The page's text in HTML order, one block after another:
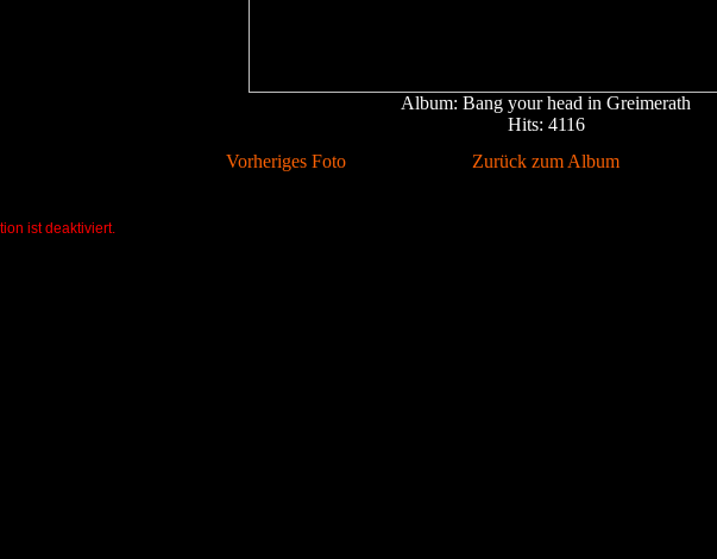
Album: Bang your head in Greimerath
Hits: 4116
Vorheriges Foto
Zurück zum Album
ist deaktiviert.